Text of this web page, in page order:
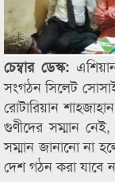
চেম্বার ডেস্ক:
সংগঠন সিলেট
রোটারিয়ান
গুণীদের সম্মান
সম্মান জানানো না
দেশ গঠন করা যাবে